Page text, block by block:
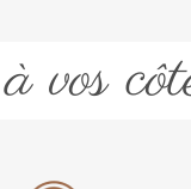
vos